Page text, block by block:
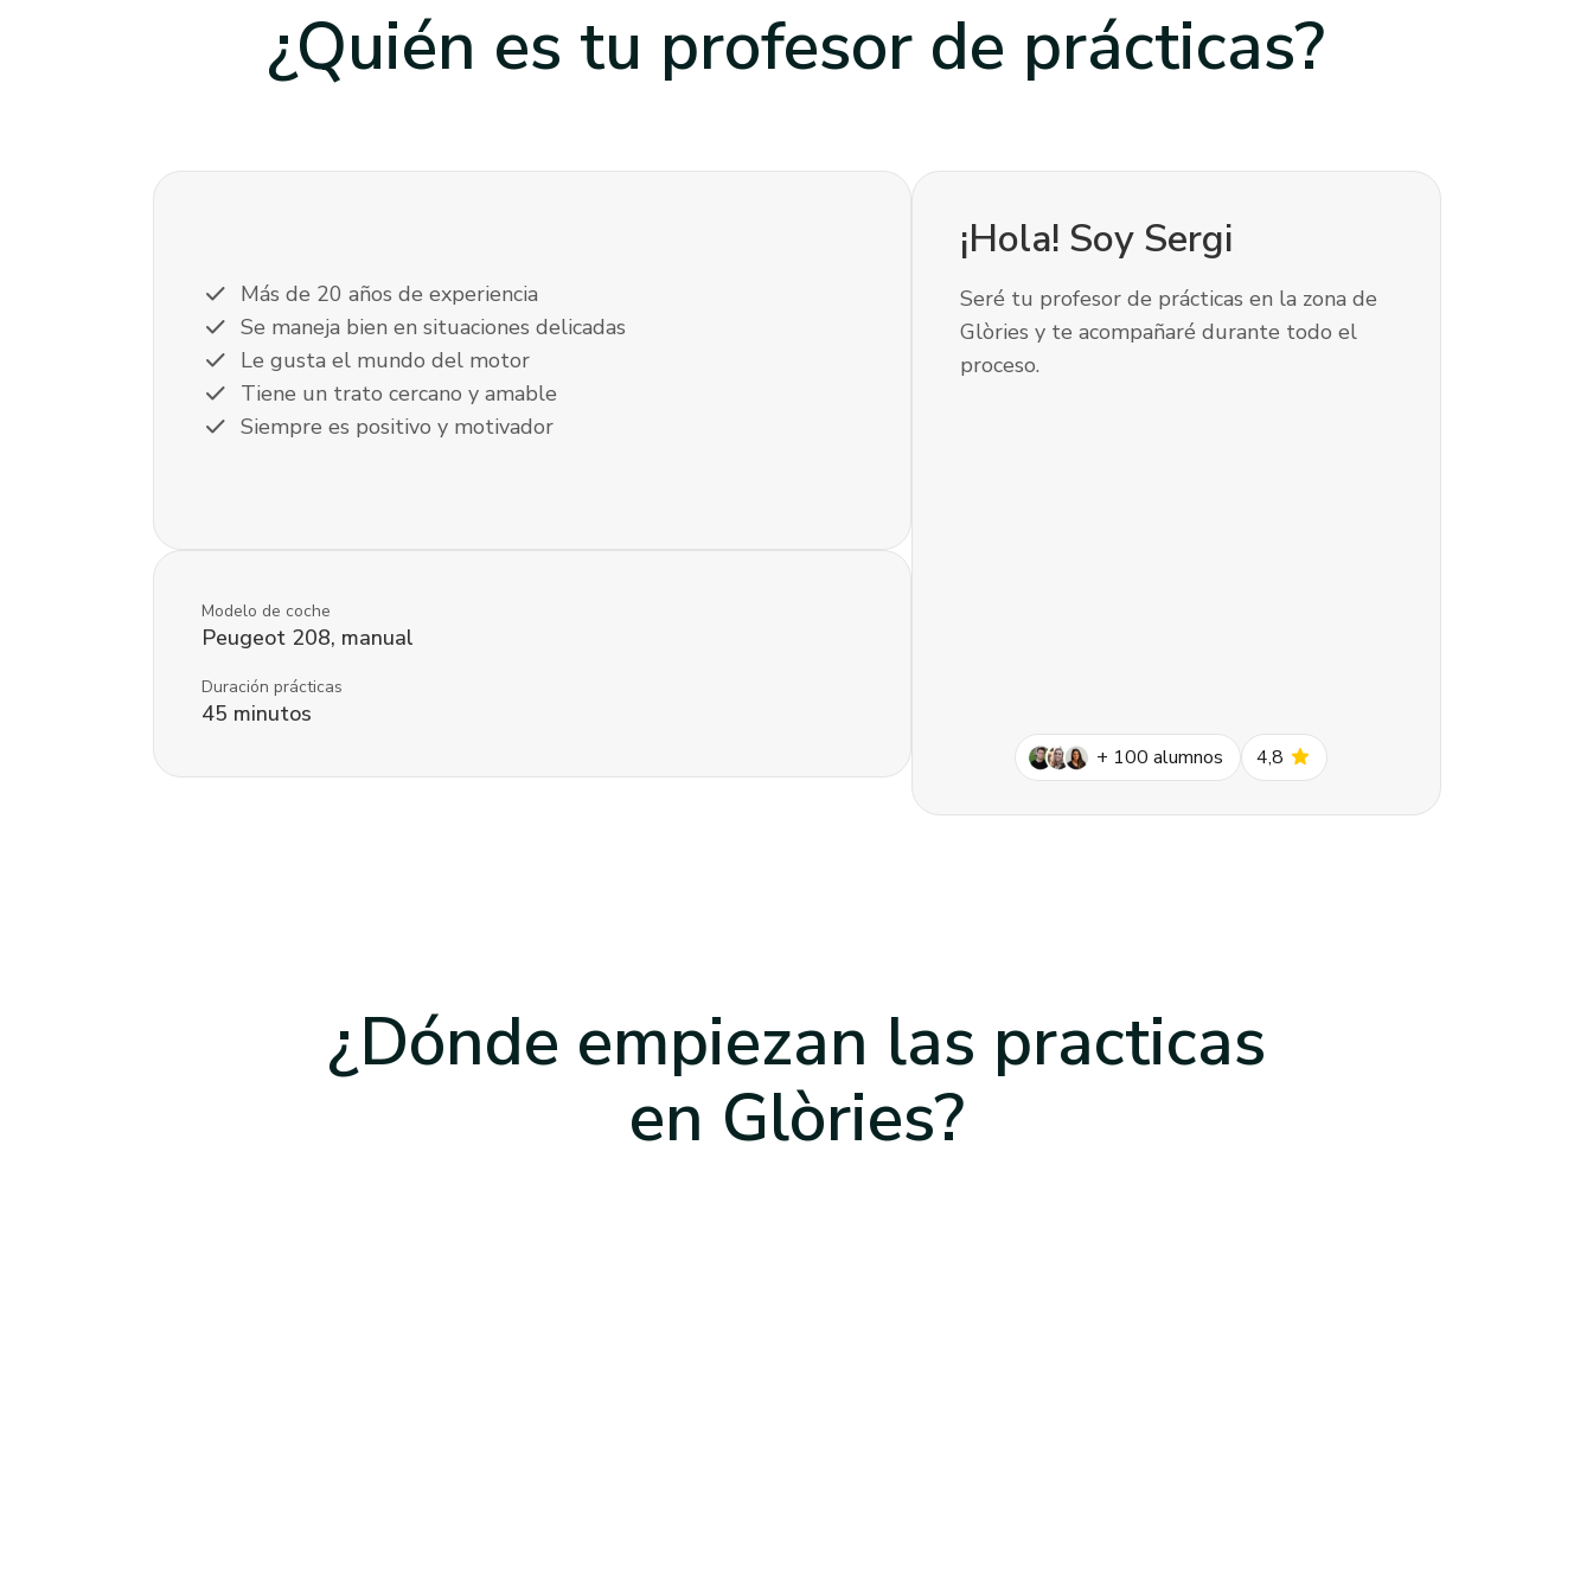
¿Quién es tu profesor de prácticas?
check Más de 20 años de experiencia
check Se maneja bien en situaciones delicadas
check Le gusta el mundo del motor
check Tiene un trato cercano y amable
check Siempre es positivo y motivador
Modelo de coche
Peugeot 208, manual
Duración prácticas
45 minutos
¡Hola! Soy Sergi
Seré tu profesor de prácticas en la zona de
Glòries y te acompañaré durante todo el
proceso.
+ 100 alumnos 4,8 star
¿Dónde empiezan las practicas
en Glòries?